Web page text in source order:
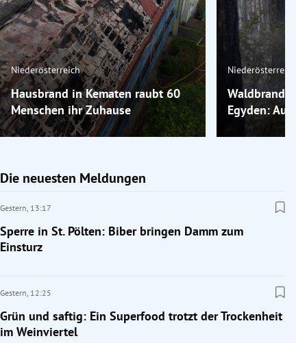
Niederösterreich
Hausbrand in Kematen raubt 60
Menschen ihr Zuhause
Niederösterreich
Waldbrand in
Egyden:
Die neuesten Meldungen
Gestern, 13:17
Sperre in St. Pölten: Biber bringen Damm zum
Einsturz
Gestern, 12:25
Grün und saftig: Ein Superfood trotzt der Trockenheit
im Weinviertel